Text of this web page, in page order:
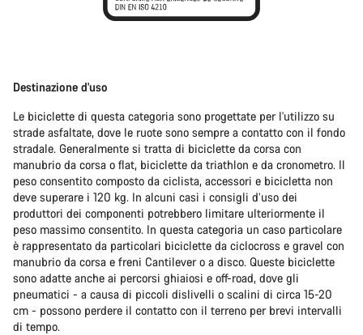
Destinazione d'uso
Le biciclette di questa categoria sono progettate per l'utilizzo su
strade asfaltate, dove le ruote sono sempre a contatto con il fondo
stradale. Generalmente si tratta di biciclette da corsa con
manubrio da corsa o flat, biciclette da triathlon e da cronometro. Il
peso consentito composto da ciclista, accessori e bicicletta non
deve superare i 120 kg. In alcuni casi i consigli d’uso dei
produttori dei componenti potrebbero limitare ulteriormente il
peso massimo consentito. In questa categoria un caso particolare
è rappresentato da particolari biciclette da ciclocross e gravel con
manubrio da corsa e freni Cantilever o a disco. Queste biciclette
sono adatte anche ai percorsi ghiaiosi e off-road, dove gli
pneumatici - a causa di piccoli dislivelli o scalini di circa 15-20
cm - possono perdere il contatto con il terreno per brevi intervalli
di tempo.